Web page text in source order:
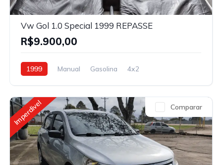
Vw Gol 1.0 Special 1999 REPASSE
R$9.900,00
1999 Manual Gasolina 4x2
Imperdivel Comparar